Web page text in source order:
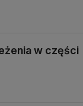
w części